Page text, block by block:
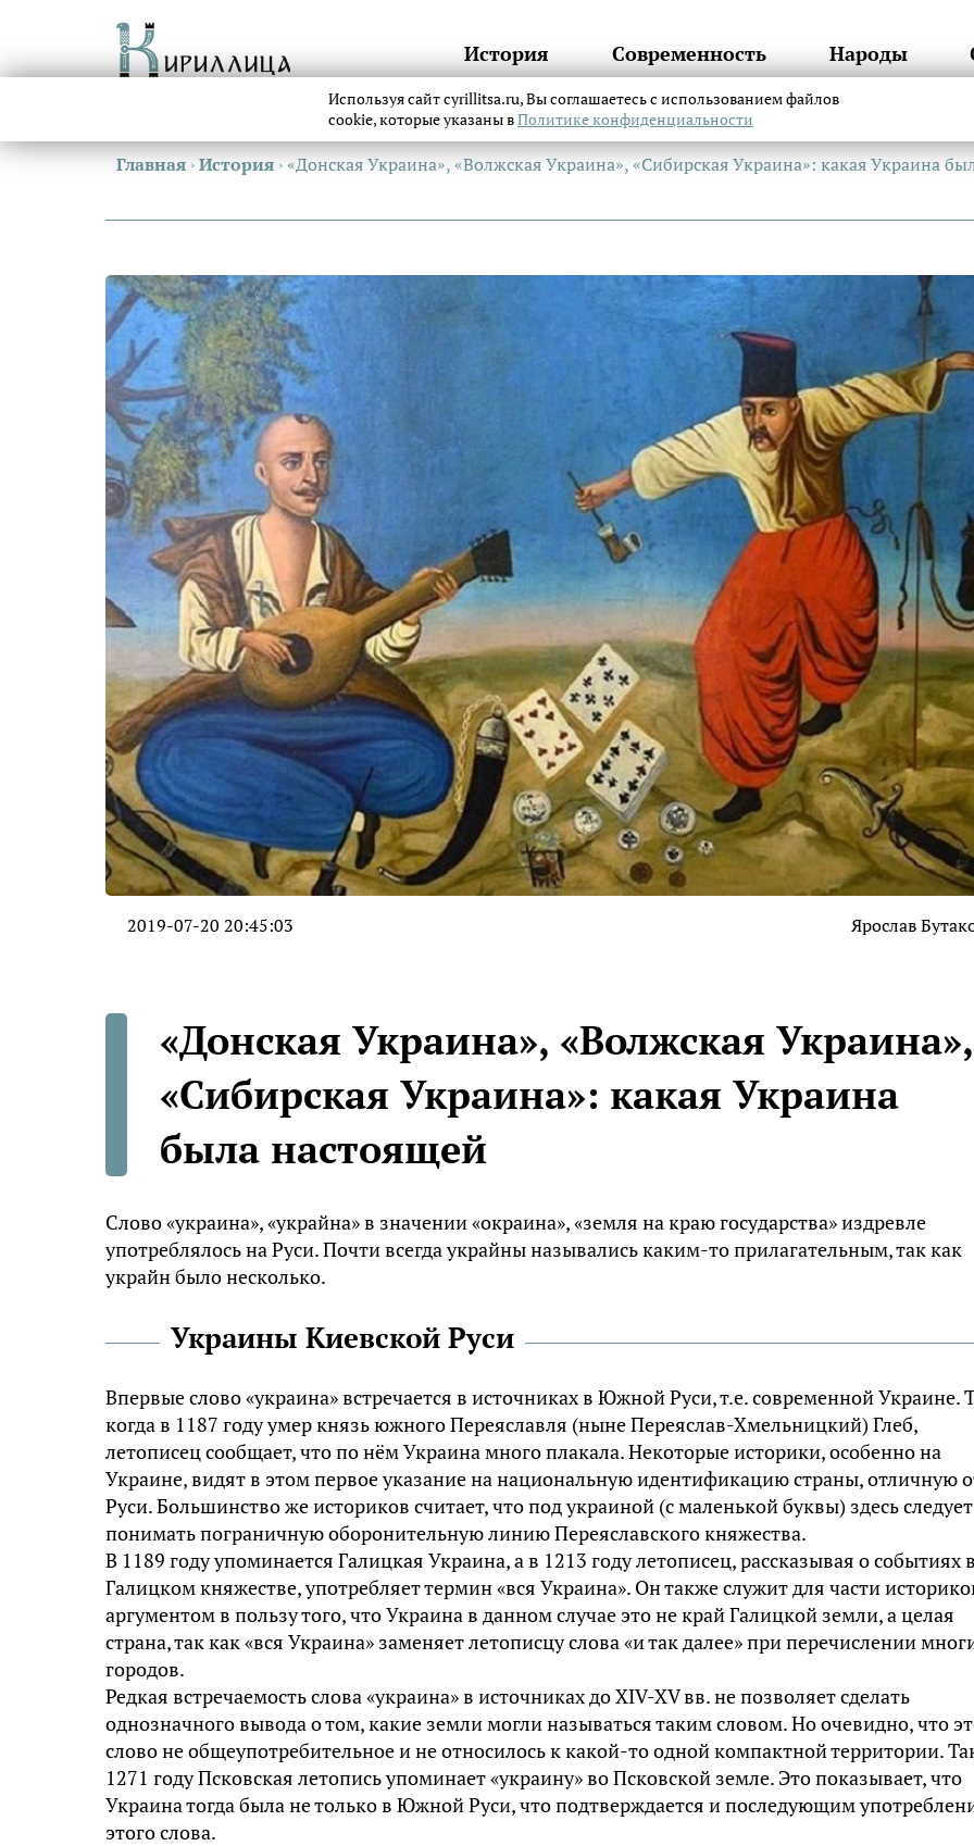
История Современность Народы
Главная ›История ›«Донская Украина», «Волжская Украина», «Сибирская Украина»: какая Украина
2019-07-20 20:45:03 Ярослав
«Донская Украина», «Волжская Украина»,
«Сибирская Украина»: какая Украина
была настоящей
Слово «украина», «украйна» в значении «окраина», «земля на краю государства» издревле
употреблялось на Руси. Почти всегда украйны назывались каким-то прилагательным, так как
украйн было несколько.
Украины Киевской Руси
Впервые слово «украина» встречается в источниках в Южной Руси, т.е. современной Украине.
когда в 1187 году умер князь южного Переяславля (ныне Переяслав-Хмельницкий) Глеб,
летописец сообщает, что по нём Украина много плакала. Некоторые историки, особенно на
Украине, видят в этом первое указание на национальную идентификацию страны, отличную
Руси. Большинство же историков считает, что под украиной (с маленькой буквы) здесь следует
понимать пограничную оборонительную линию Переяславского княжества.
В 1189 году упоминается Галицкая Украина, а в 1213 году летописец, рассказывая о событиях в
Галицком княжестве, употребляет термин «вся Украина». Он также служит для части
аргументом в пользу того, что Украина в данном случае это не край Галицкой земли, а целая
страна, так как «вся Украина» заменяет летописцу слова «и так далее» при перечислении
городов.
Редкая встречаемость слова «украина» в источниках до XIV-XV вв. не позволяет сделать
однозначного вывода о том, какие земли могли называться таким словом. Но очевидно, что
слово не общеупотребительное и не относилось к какой-то одной компактной территории.
1271 году Псковская летопись упоминает «украину» во Псковской земле. Это показывает, что
Украина тогда была не только в Южной Руси, что подтверждается и последующим
этого слова.
Используя сайт cyrillitsa.ru, Вы соглашаетесь с использованием файлов
cookie, которые указаны вПолитике конфиденциальности